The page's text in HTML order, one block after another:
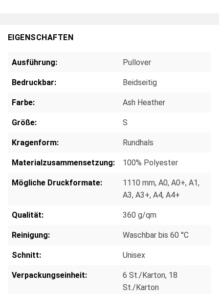
EIGENSCHAFTEN
Ausführung: Pullover
Bedruckbar: Beidseitig
Farbe: Ash Heather
Größe: S
Kragenform: Rundhals
Materialzusammensetzung: 100% Polyester
Mögliche Druckformate: 1110 mm, A0, A0+, A1,
A3, A3+, A4, A4+
Qualität: 360 g/qm
Reinigung: Waschbar bis 60 °C
Schnitt: Unisex
Verpackungseinheit: 6 St./Karton, 18
St./Karton